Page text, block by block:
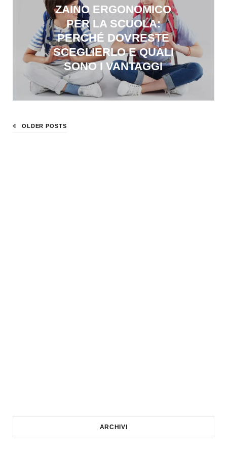
ZAINO ERGONOMICO
PER LA SCUOLA:
PERCHÉ DOVRESTE
SCEGLIERLO E QUALI
SONO I VANTAGGI
OLDER POSTS
ARCHIVI